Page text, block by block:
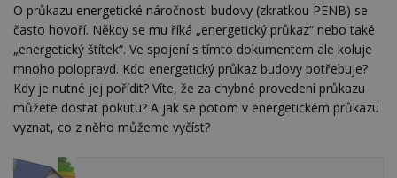
O průkazu energetické náročnosti budovy (zkratkou PENB) se
často hovoří. Někdy se mu říká „energetický průkaz“ nebo také
„energetický štítek“. Ve spojení s tímto dokumentem ale koluje
mnoho polopravd. Kdo energetický průkaz budovy potřebuje?
Kdy je nutné jej pořídit? Víte, že za chybné provedení průkazu
můžete dostat pokutu? A jak se potom v energetickém průkazu
vyznat, co z něho můžeme vyčíst?